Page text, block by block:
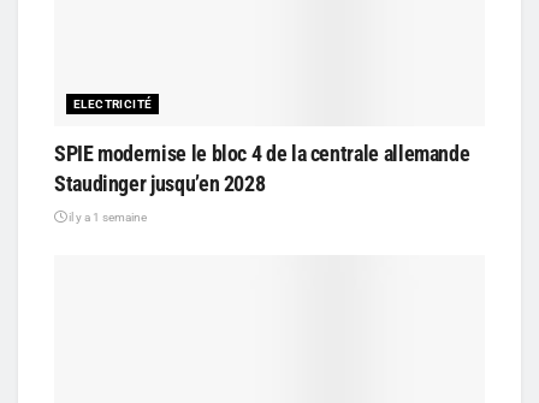
ELECTRICITÉ
SPIE modernise le bloc 4 de la centrale allemande
Staudinger jusqu’en 2028
il y a 1 semaine